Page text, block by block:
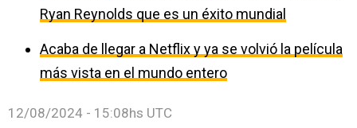
Ryan Reynolds que es un éxito mundial
Acaba de llegar a Netflix y ya se volvió la película
más vista en el mundo entero
12/08/2024 - 15:08hs UTC